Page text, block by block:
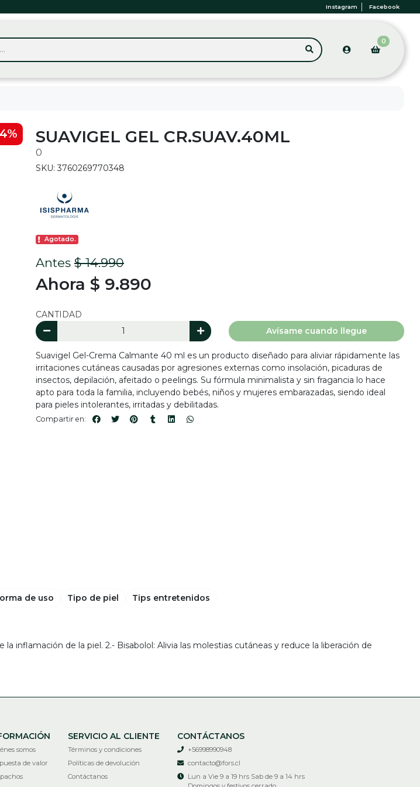
Instagram Facebook
0
SUAVIGEL GEL CR.SUAV.40ML
0
SKU: 3760269770348
Agotado.
Antes $ 14.990
Ahora $ 9.890
CANTIDAD
Avísame cuando llegue
Suavigel Gel-Crema Calmante 40 ml es un producto diseñado para aliviar rápidamente las
irritaciones cutáneas causadas por agresiones externas como insolación, picaduras de
insectos, depilación, afeitado o peelings. Su fórmula minimalista y sin fragancia lo hace
apto para toda la familia, incluyendo bebés, niños y mujeres embarazadas, siendo ideal
para pieles intolerantes, irritadas y debilitadas.
Compartir en:
inflamación de la piel. 2.- Bisabolol: Alivia las molestias cutáneas y reduce la liberación de
de uso Tipo de piel Tips entretenidos
somos
de valor
SERVICIO AL CLIENTE
Términos y condiciones
Políticas de devolución
Contáctanos
CONTÁCTANOS
+56998990948
contacto@fors.cl
Lun a Vie 9 a 19 hrs Sab de 9 a 14 hrs